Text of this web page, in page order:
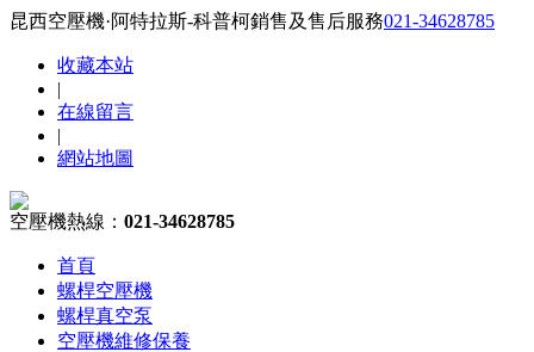
昆西空壓機·阿特拉斯-科普柯銷售及售后服務021-34628785
收藏本站
|
在線留言
|
網站地圖
空壓機熱線： 021-34628785
首頁
螺桿空壓機
螺桿真空泵
空壓機維修保養